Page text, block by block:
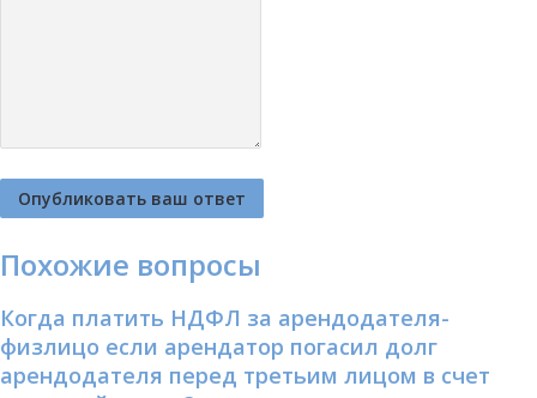
Похожие вопросы
Когда платить НДФЛ за арендодателя-
физлицо если арендатор погасил долг
арендодателя перед третьим лицом в счет